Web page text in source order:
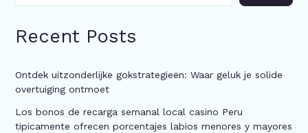
Recent Posts
Ontdek uitzonderlijke gokstrategieën: Waar geluk je solide
overtuiging ontmoet
Los bonos de recarga semanal local casino Peru
tipicamente ofrecen porcentajes labios menores y mayores